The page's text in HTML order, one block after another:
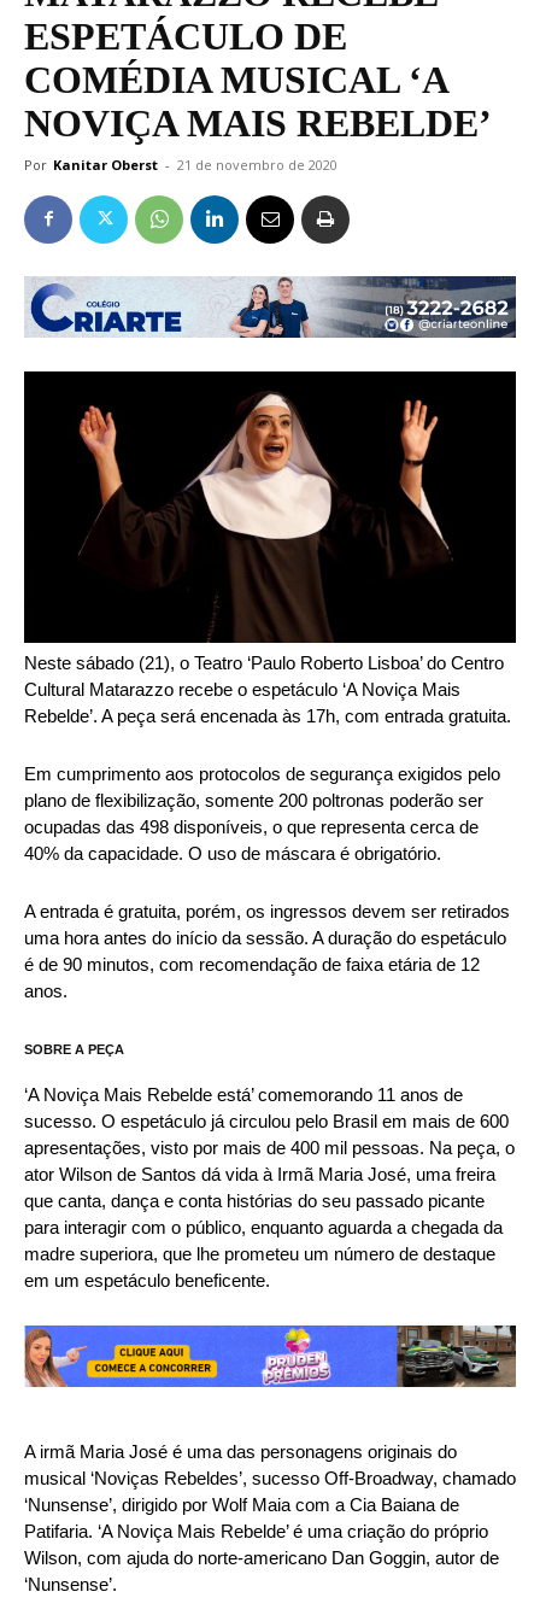
ESPETÁCULO DE
COMÉDIA MUSICAL ‘A
NOVIÇA MAIS REBELDE’
Por Kanitar Oberst - 21 de novembro de 2020
Neste sábado (21), o Teatro ‘Paulo Roberto Lisboa’ do Centro
Cultural Matarazzo recebe o espetáculo ‘A Noviça Mais
Rebelde’. A peça será encenada às 17h, com entrada gratuita.
Em cumprimento aos protocolos de segurança exigidos pelo
plano de flexibilização, somente 200 poltronas poderão ser
ocupadas das 498 disponíveis, o que representa cerca de
40% da capacidade. O uso de máscara é obrigatório.
A entrada é gratuita, porém, os ingressos devem ser retirados
uma hora antes do início da sessão. A duração do espetáculo
é de 90 minutos, com recomendação de faixa etária de 12
anos.
SOBRE A PEÇA
‘A Noviça Mais Rebelde está’ comemorando 11 anos de
sucesso. O espetáculo já circulou pelo Brasil em mais de 600
apresentações, visto por mais de 400 mil pessoas. Na peça, o
ator Wilson de Santos dá vida à Irmã Maria José, uma freira
que canta, dança e conta histórias do seu passado picante
para interagir com o público, enquanto aguarda a chegada da
madre superiora, que lhe prometeu um número de destaque
em um espetáculo beneficente.
A irmã Maria José é uma das personagens originais do
musical ‘Noviças Rebeldes’, sucesso Off-Broadway, chamado
‘Nunsense’, dirigido por Wolf Maia com a Cia Baiana de
Patifaria. ‘A Noviça Mais Rebelde’ é uma criação do próprio
Wilson, com ajuda do norte-americano Dan Goggin, autor de
‘Nunsense’.